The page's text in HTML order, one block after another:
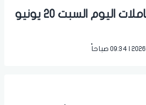
بداية تعاملات اليوم السبت 20 يونيو